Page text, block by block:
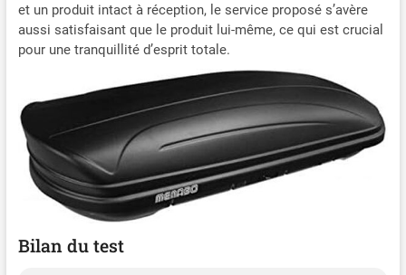
et un produit intact à réception, le service proposé s’avère
aussi satisfaisant que le produit lui-même, ce qui est crucial
pour une tranquillité d’esprit totale.
Bilan du test